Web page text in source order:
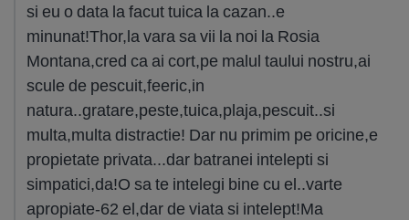
si eu o data la facut tuica la cazan..e
minunat!Thor,la vara sa vii la noi la Rosia
Montana,cred ca ai cort,pe malul taului nostru,ai
scule de pescuit,feeric,in
natura..gratare,peste,tuica,plaja,pescuit..si
multa,multa distractie! Dar nu primim pe oricine,e
propietate privata...dar batranei intelepti si
simpatici,da!O sa te intelegi bine cu el..varte
apropiate-62 el,dar de viata si intelept!Ma